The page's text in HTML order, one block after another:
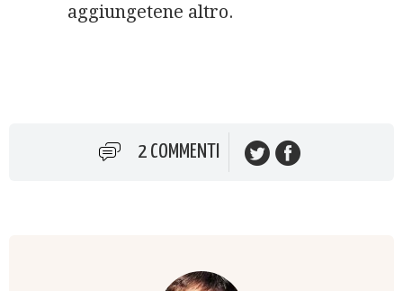
aggiungetene altro.
2 COMMENTI